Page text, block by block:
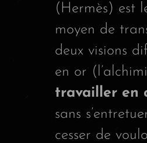
(Hermès) est
moyen de
deux visions
en or
travailler en
sans
cesser de